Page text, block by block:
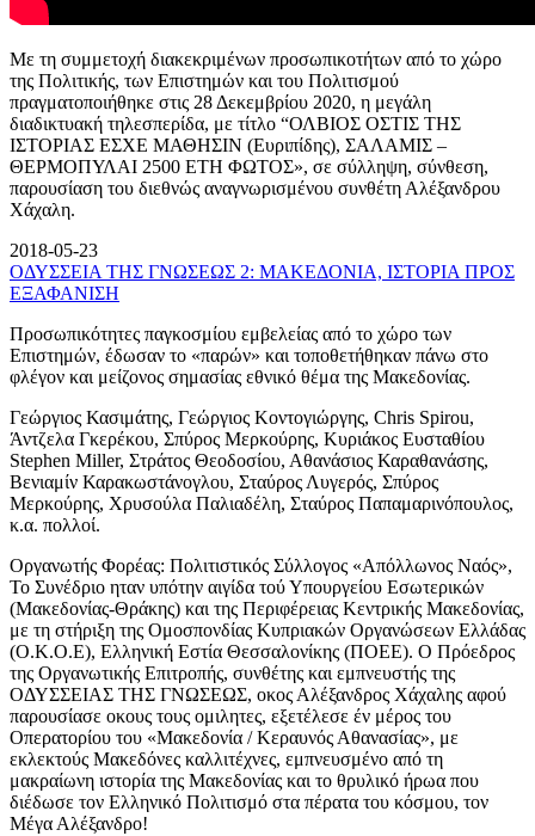
Με τη συμμετοχή διακεκριμένων προσωπικοτήτων από το χώρο
της Πολιτικής, των Επιστημών και του Πολιτισμού
πραγματοποιήθηκε στις 28 Δεκεμβρίου 2020, η μεγάλη
διαδικτυακή τηλεσπερίδα, με τίτλο “ΟΛΒΙΟΣ ΟΣΤΙΣ ΤΗΣ
ΙΣΤΟΡΙΑΣ ΕΣΧΕ ΜΑΘΗΣΙΝ (Ευριπίδης), ΣΑΛΑΜΙΣ –
ΘΕΡΜΟΠΥΛΑΙ 2500 ΕΤΗ ΦΩΤΟΣ», σε σύλληψη, σύνθεση,
παρουσίαση του διεθνώς αναγνωρισμένου συνθέτη Αλέξανδρου
Χάχαλη.
2018-05-23
ΟΔΥΣΣΕΙΑ ΤΗΣ ΓΝΩΣΕΩΣ 2: ΜΑΚΕΔΟΝΙΑ, ΙΣΤΟΡΙΑ ΠΡΟΣ
ΕΞΑΦΑΝΙΣΗ
Προσωπικότητες παγκοσμίου εμβελείας από το χώρο των
Επιστημών, έδωσαν το «παρών» και τοποθετήθηκαν πάνω στο
φλέγον και μείζονος σημασίας εθνικό θέμα της Μακεδονίας.
Γεώργιος Κασιμάτης, Γεώργιος Κοντογιώργης, Chris Spirou,
Άντζελα Γκερέκου, Σπύρος Μερκούρης, Κυριάκος Ευσταθίου
Stephen Miller, Στράτος Θεοδοσίου, Αθανάσιος Καραθανάσης,
Βενιαμίν Καρακωστάνογλου, Σταύρος Λυγερός, Σπύρος
Μερκούρης, Χρυσούλα Παλιαδέλη, Σταύρος Παπαμαρινόπουλος,
κ.α. πολλοί.
Οργανωτής Φορέας: Πολιτιστικός Σύλλογος «Απόλλωνος Ναός»,
Το Συνέδριο ηταν υπότην αιγίδα τού Υπουργείου Εσωτερικών
(Μακεδονίας-Θράκης) και της Περιφέρειας Κεντρικής Μακεδονίας,
με τη στήριξη της Ομοσπονδίας Κυπριακών Οργανώσεων Ελλάδας
(Ο.Κ.Ο.Ε), Ελληνική Εστία Θεσσαλονίκης (ΠΟΕΕ). Ο Πρόεδρος
της Οργανωτικής Επιτροπής, συνθέτης και εμπνευστής της
ΟΔΥΣΣΕΙΑΣ ΤΗΣ ΓΝΩΣΕΩΣ, οκος Αλέξανδρος Χάχαλης αφού
παρουσίασε οκους τους ομιλητες, εξετέλεσε έν μέρος του
Οπερατορίου του «Μακεδονία / Κεραυνός Αθανασίας», με
εκλεκτούς Μακεδόνες καλλιτέχνες, εμπνευσμένο από τη
μακραίωνη ιστορία της Μακεδονίας και το θρυλικό ήρωα που
διέδωσε τον Ελληνικό Πολιτισμό στα πέρατα του κόσμου, τον
Μέγα Αλέξανδρο!